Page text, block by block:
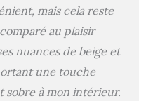
bonne isolation
thermique et
phonique VOTRE
SPÉCIALISTE DU
TAPIS: RugVista est
longue expérience
mais cela reste
au plaisir
nuances de beige et
une touche
sobre à mon intérieur.